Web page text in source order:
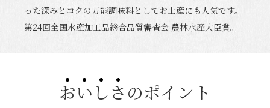
った深みとコクの万能調味料としてお土産にも人気です。
第24回全国水産加工品総合品質審査会 農林水産大臣賞。
おい しさ のポイント